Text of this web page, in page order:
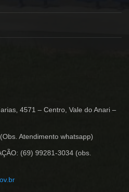
4571 – Centro, Vale do Anari –
Atendimento whatsapp)
(69) 99281-3034 (obs.